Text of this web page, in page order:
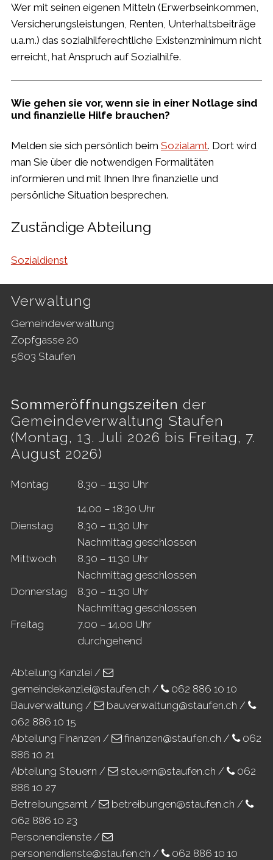
Wer mit seinen eigenen Mitteln (Erwerbseinkommen,
Versicherungsleistungen, Renten, Unterhaltsbeiträge
u.a.m.) das sozialhilferechtliche Existenzminimum nicht
erreicht, hat Anspruch auf Sozialhilfe.
Wie gehen sie vor, wenn sie in einer Notlage sind
und finanzielle Hilfe brauchen?
Melden sie sich persönlich beim Sozialamt. Dort wird
man Sie über die notwendigen Formalitäten
informieren und mit Ihnen Ihre finanzielle und
persönliche Situation besprechen.
Zuständige Abteilung
Sozialdienst
Footer
Verwaltung
Gemeindeverwaltung
Zopfgasse 20
5603 Staufen
Sommeröffnungszeiten der
Gemeindeverwaltung Staufen
(Montag, 13. Juli 2026 bis Freitag, 7.
August 2026)
Montag
8.30 – 11.30 Uhr
14.00 – 18:30 Uhr
Dienstag
8.30 – 11.30 Uhr
Nachmittag geschlossen
Mittwoch
8.30 – 11.30 Uhr
Nachmittag geschlossen
Donnerstag
8.30 – 11.30 Uhr
Nachmittag geschlossen
Freitag
7.00 – 14.00 Uhr
durchgehend
Abteilung Kanzlei /
gemeindekanzlei@staufen.ch /
062 886 10 10
Bauverwaltung /
bauverwaltung@staufen.ch /
062 886 10 15
Abteilung Finanzen /
finanzen@staufen.ch /
062
886 10 21
Abteilung Steuern /
steuern@staufen.ch /
062
886 10 27
Betreibungsamt /
betreibungen@staufen.ch /
062 886 10 23
Personendienste /
personendienste@staufen.ch / 062 886 10 10